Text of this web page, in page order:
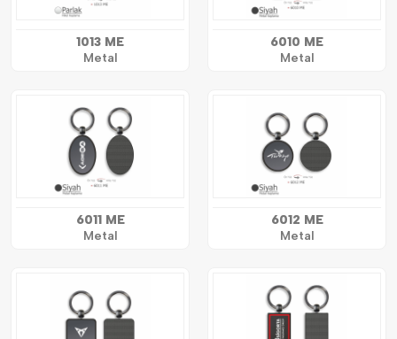
1013 ME
Metal
6010 ME
Metal
6011 ME
Metal
6012 ME
Metal